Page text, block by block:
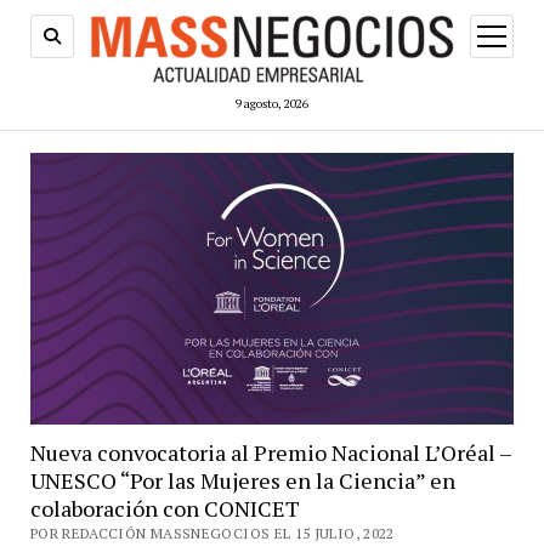
9 agosto, 2026
abrir
menú
Nueva convocatoria al Premio Nacional L’Oréal –
UNESCO “Por las Mujeres en la Ciencia” en
colaboración con CONICET
POR REDACCIÓN MASSNEGOCIOS EL 15 JULIO, 2022